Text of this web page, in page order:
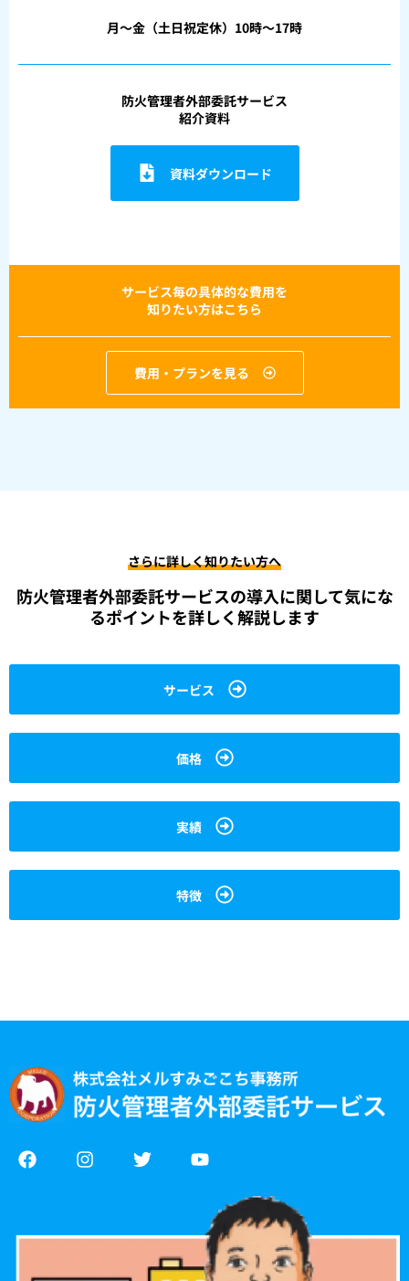
月〜金（土日祝定休）10時〜17時
防火管理者外部委託サービス
紹介資料
資料ダウンロード
サービス毎の具体的な費用を
知りたい方はこちら
費用・プランを見る
さらに詳しく知りたい方へ
防火管理者外部委託サービスの導入に関して気にな
るポイントを詳しく解説します
サービス
価格
実績
特徴
F
a
o
I
n
g
T
w
e
Y
o
u
b
e